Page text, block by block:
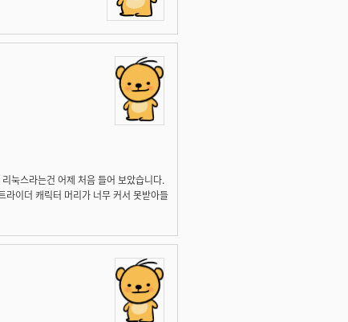
눅스라는건 어제 처음 들어 보았습니다.
이더 캐릭터 머리가 너무 커서 못받아들